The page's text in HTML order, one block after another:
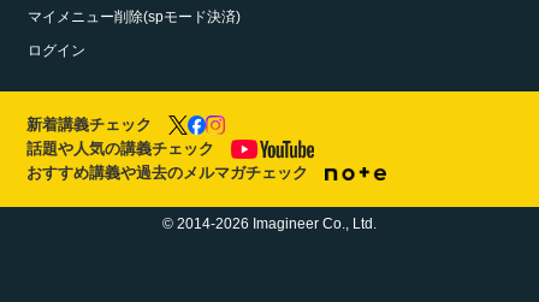
マイメニュー削除(spモード決済)
ログイン
新着講義チェック
話題や人気の講義チェック
おすすめ講義や過去のメルマガチェック
© 2014-2026 Imagineer Co., Ltd.